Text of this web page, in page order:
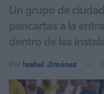
Un grupo de
pancartas a la
dentro de las
Por Isabel Jiménez